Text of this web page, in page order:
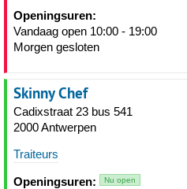
Openingsuren:
Vandaag open 10:00 - 19:00
Morgen gesloten
Skinny Chef
Cadixstraat 23 bus 541
2000 Antwerpen
Traiteurs
Openingsuren: Nu open